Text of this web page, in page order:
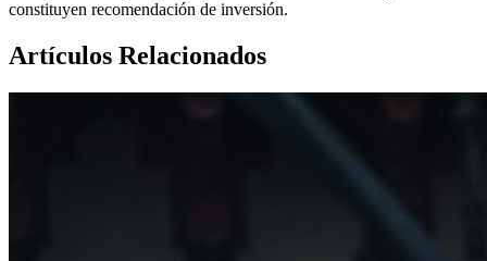
constituyen recomendación de inversión.
Artículos Relacionados